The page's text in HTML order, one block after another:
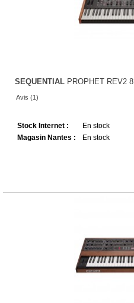
SEQUENTIAL PROPHET REV2 8
Avis (1)
Stock Internet :
En stock
Magasin Nantes :
En stock